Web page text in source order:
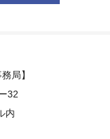
局】
32
内